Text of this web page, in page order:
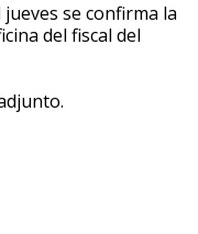
se confirma la
del fiscal del